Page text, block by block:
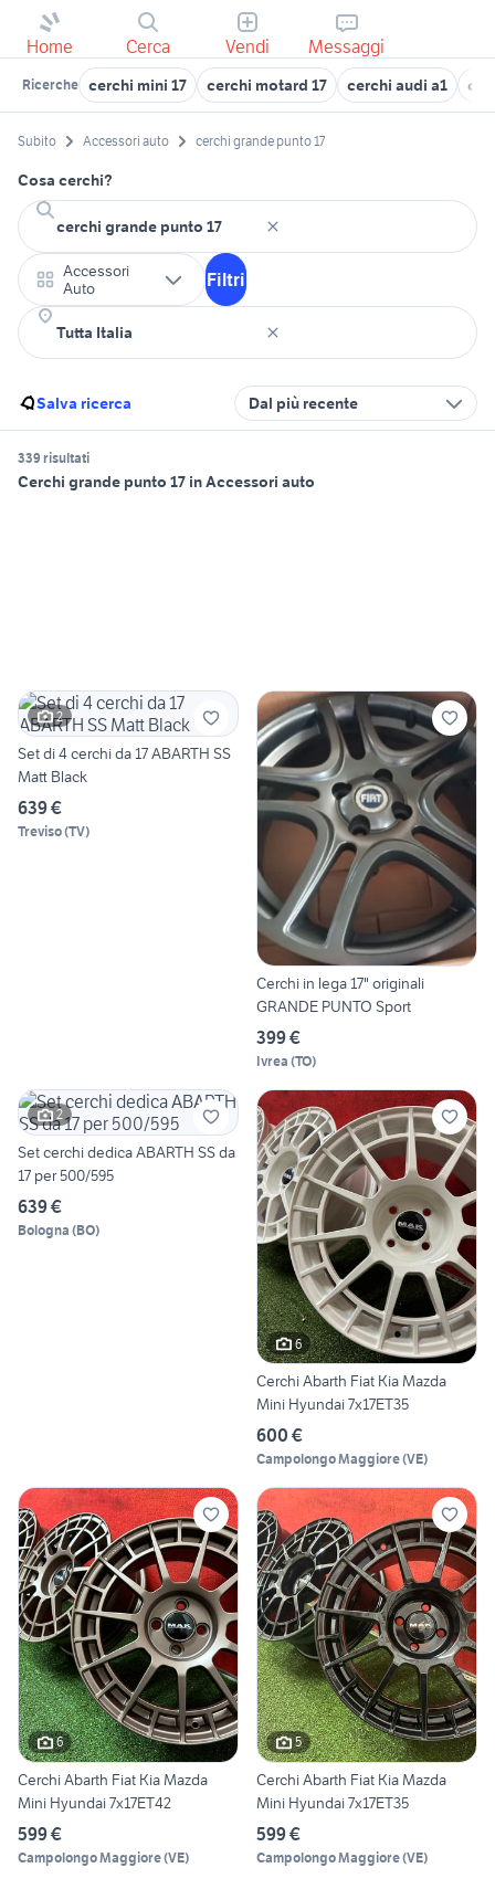
Home Cerca Vendi Messaggi
Ricerche cerchi mini 17 cerchi motard 17 cerchi audi a1
Subito Accessori auto cerchi grande punto 17
Cosa cerchi?
Accessori
Auto
Filtri
Salva ricerca Dal più recente
339 risultati
Cerchi grande punto 17 in Accessori auto
2
Set di 4 cerchi da 17 ABARTH SS
Matt Black
639 €
Treviso(TV)
Cerchi in lega 17" originali
GRANDE PUNTO Sport
399 €
Ivrea (TO)
2
Set cerchi dedica ABARTH SS da
17 per 500/595
639 €
Bologna (BO)
6
Cerchi Abarth Fiat Kia Mazda
Mini Hyundai 7x17ET35
600 €
Campolongo Maggiore(VE)
6
Cerchi Abarth Fiat Kia Mazda
Mini Hyundai 7x17ET42
599 €
Campolongo Maggiore(VE)
5
Cerchi Abarth Fiat Kia Mazda
Mini Hyundai 7x17ET35
599 €
Campolongo Maggiore(VE)